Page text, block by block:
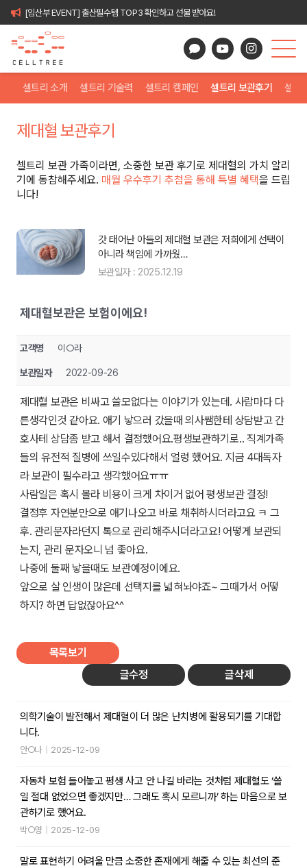
[임산부 EVENT] 출산필수템 TOP3 확인하고 선물 받아요!
셀트리 소개 셀트리 기술력 셀트리 캠페인 셀트리 보관후기 셀트
제대혈 보관후기
셀트리 보관 가족이라면, 소중한 보관 후기로 제대혈의 가치 알리
기에 동참해주세요. 매월 우수후기 추첨을 통해 특별 혜택을 드립
니다!
갓 태어난 아들의 제대혈 보관은 저희에게 선택이
아니라 책임에 가까웠…
보관일자 : 2025.12.19
제대혈보관은 보험이에요!
고객명 이○라
보관일자 2022-09-26
제대혈 보관은 비싸고 쓸모없다는 이야기가 있는데. 사람마다 다
른생각인것 같아요. 애기 낳으러 갔을때 의사쌤한테 상담받고 간
호사테 상담좀 받고 해서 결정했어요.평생보관하기로.. 직계가족
들의 유전적 질병에 쓰일수있다해서 얼렁 했어요. 지금 4대독자
라 보관이 필수라고 생각했어요ㅠㅠ
사람일은 혹시 몰라 비용이 크게 차이거 없어 평생보관 결정!
결정후 자연분만으로 애기나오고 바로 채취하시더라고요 ㅋ 그
후. 관리문자라던지 톡으로 관리해주시더라고요! 어떻게 보관되
는지, 관리 문자오니 넘 좋아요.
나중에 둘째 낳을때도 보관예정이에요.
앞으로 살 인생이 많은데 선택지를 넓혀놔야죠~ 그때가서 어떻
하지? 하면 답없잖아요^^
목록보기
글수정
글삭제
의학기술이 발전해서 제대혈이 더 많은 난치병에 활용되기를 기대합
니다.
안○나 2025-12-09
자동차 보험 들어놓고 평생 사고 안 나길 바라는 것처럼 제대혈도 ‘쓸
일 절대 없었으면 좋겠지만… 그래도 혹시 모르니까’ 하는 마음으로 보
관하기로 했어요.
박○영 2025-12-09
말로 표현하기 어려울 만큼 소중한 존재에게 해줄 수 있는 최선의 준